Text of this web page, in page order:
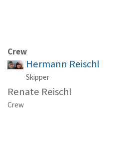
Crew
Hermann Reischl
Skipper
Renate Reischl
Crew